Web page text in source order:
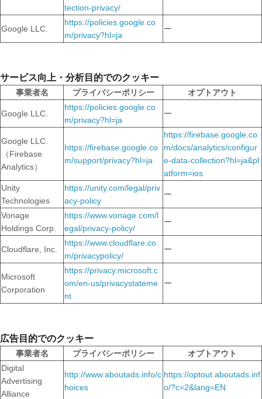
tection-privacy/
Google LLC.
https://policies.google.co
m/privacy?hl=ja
ー
サービス向上・分析目的でのクッキー
事業者名 プライバシーポリシー オプトアウト
Google LLC.
https://policies.google.co
m/privacy?hl=ja
ー
Google LLC.
（Firebase
Analytics）
https://firebase.google.co
m/support/privacy?hl=ja
https://firebase.google.co
m/docs/analytics/configur
e-data-collection?hl=ja&pl
atform=ios
Unity
Technologies
https://unity.com/legal/priv
acy-policy
ー
Vonage
Holdings Corp.
https://www.vonage.com/l
egal/privacy-policy/
ー
Cloudflare, Inc.
https://www.cloudflare.co
m/privacypolicy/
ー
Microsoft
Corporation
https://privacy.microsoft.c
om/en-us/privacystateme
nt
ー
広告目的でのクッキー
事業者名 プライバシーポリシー
オプトアウト
Digital
Advertising
Alliance
http://www.aboutads.info/c
hoices
https://optout.aboutads.inf
o/?c=2&lang=EN